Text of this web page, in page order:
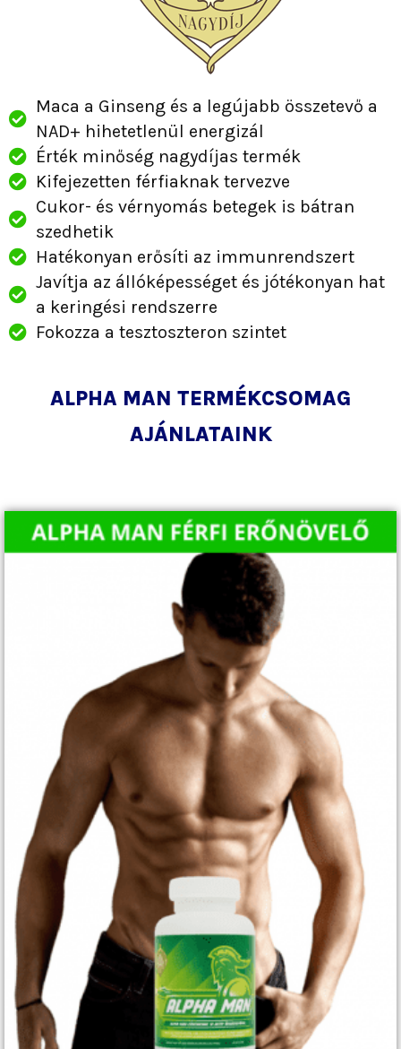
Maca a Ginseng és a legújabb összetevő a
NAD+ hihetetlenül energizál
Érték minőség nagydíjas termék
Kifejezetten férfiaknak tervezve
Cukor- és vérnyomás betegek is bátran
szedhetik
Hatékonyan erősíti az immunrendszert
Javítja az állóképességet és jótékonyan hat
a keringési rendszerre
Fokozza a tesztoszteron szintet
ALPHA MAN TERMÉKCSOMAG
AJÁNLATAINK